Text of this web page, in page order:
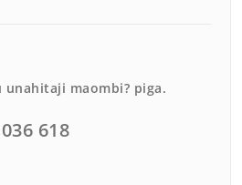
unahitaji maombi? piga.
618